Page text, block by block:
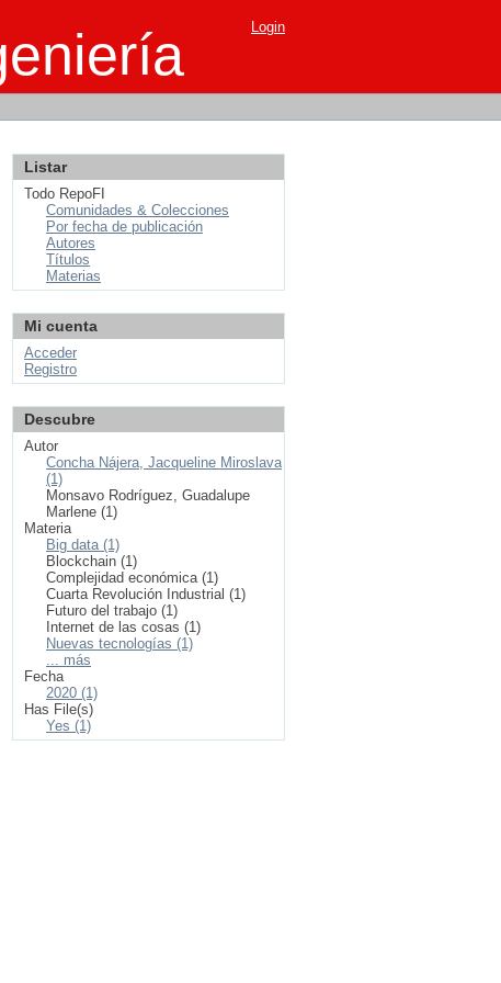
Login
Listar
Todo RepoFI
Comunidades & Colecciones
Por fecha de publicación
Autores
Títulos
Materias
Mi cuenta
Acceder
Registro
Descubre
Autor
Concha Nájera, Jacqueline Miroslava
(1)
Monsavo Rodríguez, Guadalupe
Marlene (1)
Materia
Big data (1)
Blockchain (1)
Complejidad económica (1)
Cuarta Revolución Industrial (1)
Futuro del trabajo (1)
Internet de las cosas (1)
Nuevas tecnologías (1)
... más
Fecha
2020 (1)
Has File(s)
Yes (1)